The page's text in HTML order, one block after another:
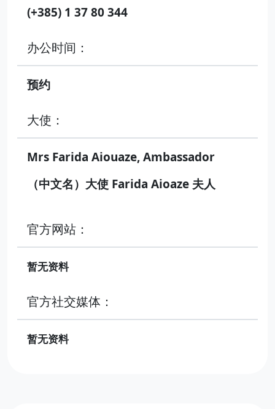
(+385) 1 37 80 344
办公时间：
预约
大使：
Mrs Farida Aiouaze, Ambassador
（中文名）大使 Farida Aioaze 夫人
官方网站：
暂无资料
官方社交媒体：
暂无资料